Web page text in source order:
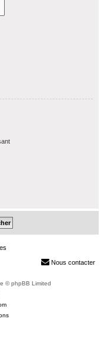
Nous contacter
© phpBB Limited